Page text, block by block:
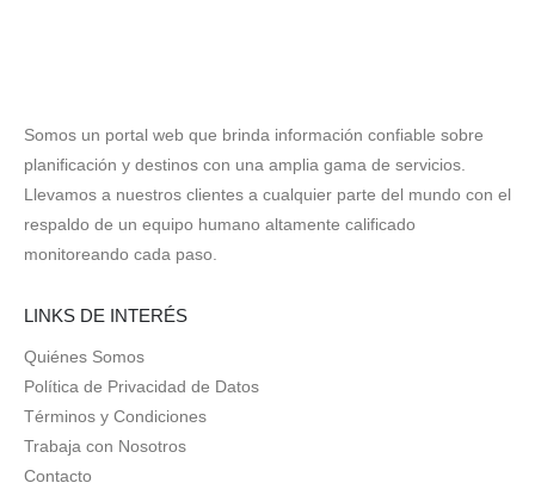
Somos un portal web que brinda información confiable sobre
planificación y destinos con una amplia gama de servicios.
Llevamos a nuestros clientes a cualquier parte del mundo con el
respaldo de un equipo humano altamente calificado
monitoreando cada paso.
LINKS DE INTERÉS
Quiénes Somos
Política de Privacidad de Datos
Términos y Condiciones
Trabaja con Nosotros
Contacto